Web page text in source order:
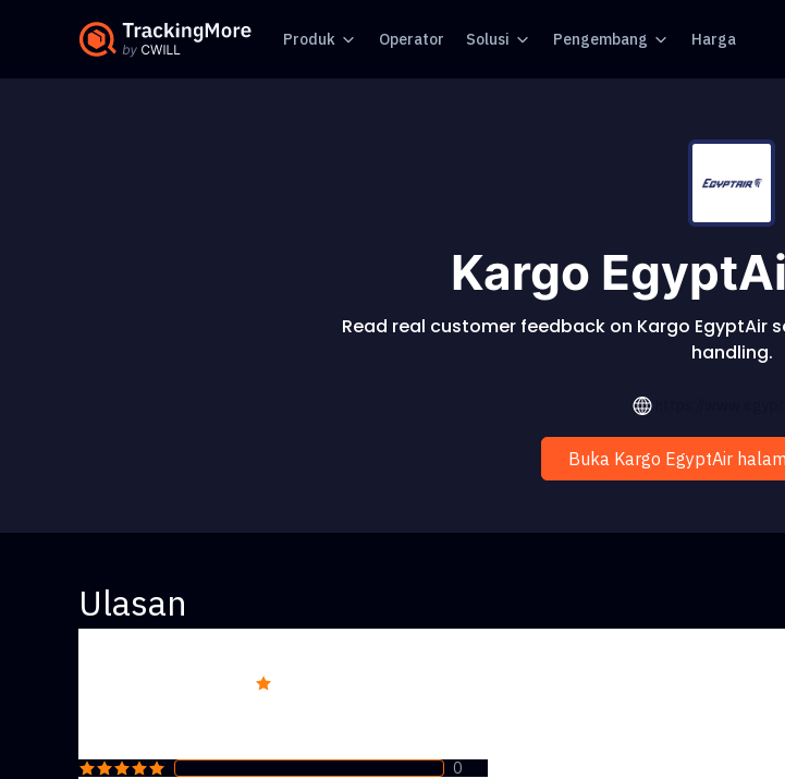
Produk Operator Solusi Pengembang Harga
Kargo
Read real customer feedback on Kargo EgyptAir
handling.
Buka Kargo EgyptAir
Ulasan
0